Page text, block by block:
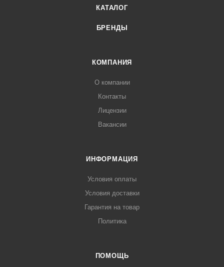
КАТАЛОГ
БРЕНДЫ
КОМПАНИЯ
О компании
Контакты
Лицензии
Вакансии
ИНФОРМАЦИЯ
Условия оплаты
Условия доставки
Гарантия на товар
Политика
ПОМОЩЬ